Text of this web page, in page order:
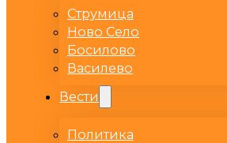
Струмица
Ново Село
Босилово
Василево
Вести
Политика